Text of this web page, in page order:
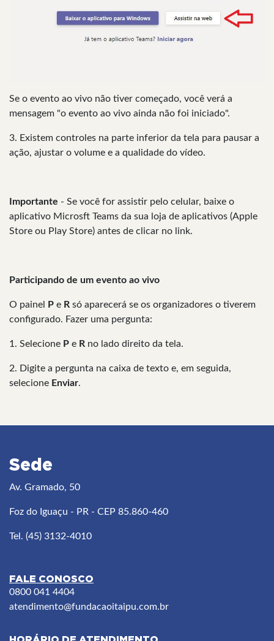
Se o evento ao vivo não tiver começado, você verá a
mensagem "o evento ao vivo ainda não foi iniciado".
3. Existem controles na parte inferior da tela para pausar a
ação, ajustar o volume e a qualidade do vídeo.
Importante - Se você for assistir pelo celular, baixe o
aplicativo Microsft Teams da sua loja de aplicativos (Apple
Store ou Play Store) antes de clicar no link.
Participando de um evento ao vivo
O painel P e R só aparecerá se os organizadores o tiverem
configurado. Fazer uma pergunta:
1. Selecione P e R no lado direito da tela.
2. Digite a pergunta na caixa de texto e, em seguida,
selecione Enviar.
Sede
Av. Gramado, 50
Foz do Iguaçu - PR - CEP 85.860-460
Tel. (45) 3132-4010
FALE CONOSCO
0800 041 4404
atendimento@fundacaoitaipu.com.br